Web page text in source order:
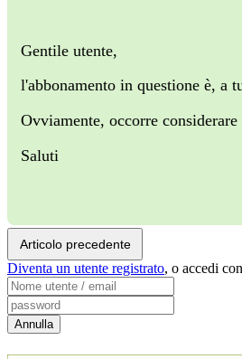
Gentile utente,
l'abbonamento in questione è, a
Ovviamente, occorre
Saluti
Articolo precedente
Diventa un utente registrato, o accedi